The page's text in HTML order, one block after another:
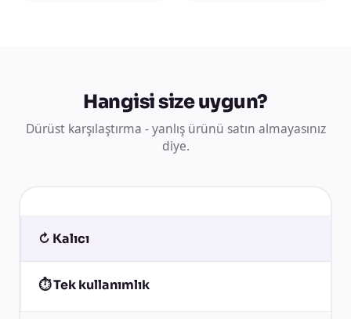
Hangisi size uygun?
Dürüst karşılaştırma - yanlış ürünü satın almayasınız
diye.
↻ Kalıcı
⏱ Tek kullanımlık